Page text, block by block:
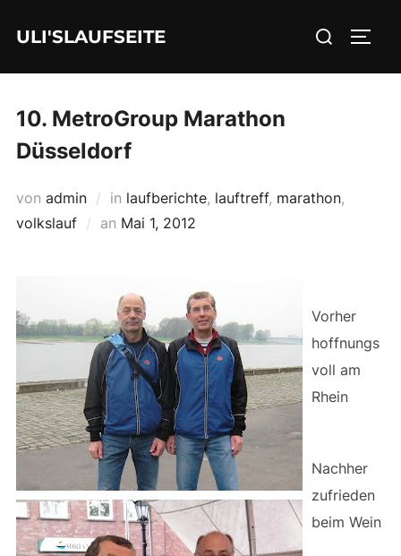
InhaltULI'SLAUFSEITE
Suchen
10. MetroGroup Marathon
Düsseldorf
von admin in laufberichte, lauftreff, marathon,
volkslauf
an Veröffentlicht
Mai 1, 2012
Vorher
hoffnungs
voll am
Rhein
Nachher
zufrieden
beim Wein